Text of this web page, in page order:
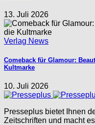
13. Juli 2026
Verlag News
Comeback für Glamour:
Kultmarke
10. Juli 2026
Presseplus bietet Ihnen
Zeitschriften und macht